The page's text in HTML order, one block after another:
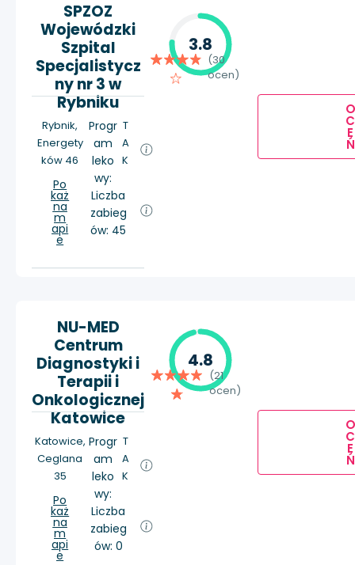
SPZOZ
Wojewódzki
Szpital
Specjalistycz
ny nr 3 w
Rybniku
Rybnik,
Energety
ków 46
Po
każ
na
m
api
e
Progr
am
leko
wy:
T
A
K
Liczba
zabieg
ów: 45
3.8
(30
ocen)
O
C
E
Ń
NU-MED
Centrum
Diagnostyki i
Terapii i
Onkologicznej
Katowice
Katowice,
Ceglana
35
Po
każ
na
m
api
e
Progr
am
leko
wy:
T
A
K
Liczba
zabieg
ów: 0
4.8
(21
ocen)
O
C
E
Ń